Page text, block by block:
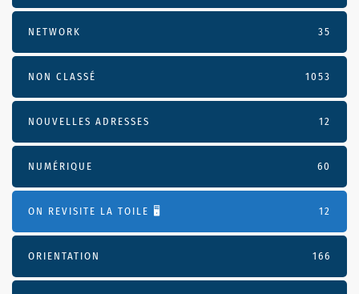
NETWORK 35
NON CLASSÉ 1053
NOUVELLES ADRESSES 12
NUMÉRIQUE 60
ON REVISITE LA TOILE 🖥️ 12
ORIENTATION 166